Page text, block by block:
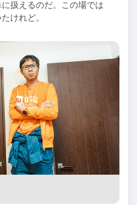
扱えるのだ。この場では
けれど。